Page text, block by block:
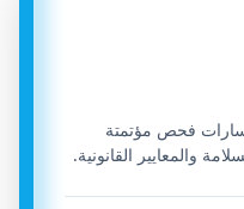
فحص مؤتمتة